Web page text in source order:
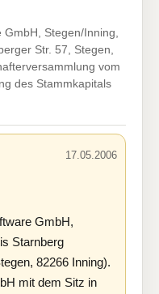
Stegen/Inning,
Str. 57, Stegen,
vom
des Stammkapitals
17.05.2006
GmbH,
Starnberg
82266 Inning).
mit dem Sitz in